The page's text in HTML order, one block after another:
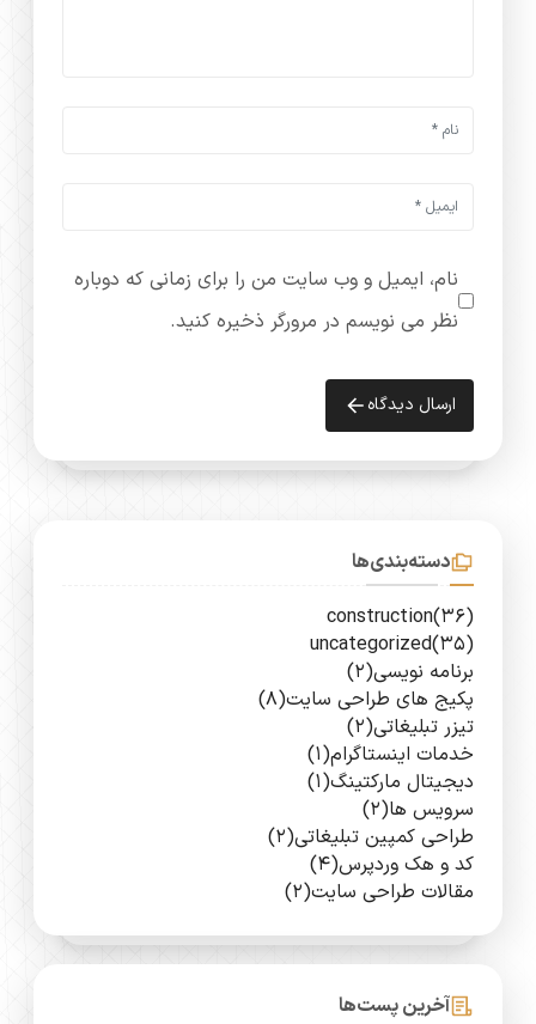
نام، ایمیل و وب سایت من را برای زمانی که دوباره
نظر می نویسم در مرورگر ذخیره کنید.
ارسال دیدگاه
دسته‌بندی‌ها
construction(36)
uncategorized(35)
برنامه نویسی(2)
پکیج های طراحی سایت(8)
تیزر تبلیغاتی(2)
خدمات اینستاگرام(1)
دیجیتال مارکتینگ(1)
سرویس ها(2)
طراحی کمپین تبلیغاتی(2)
کد و هک وردپرس(4)
مقالات طراحی سایت(2)
آخرین پست‌ها